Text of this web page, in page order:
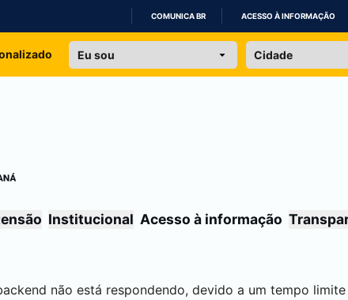
IR
COMUNICA BR ACESSO À INFORMAÇÃO
Institucional Acesso à informação
não está respondendo, devido a um tempo limite